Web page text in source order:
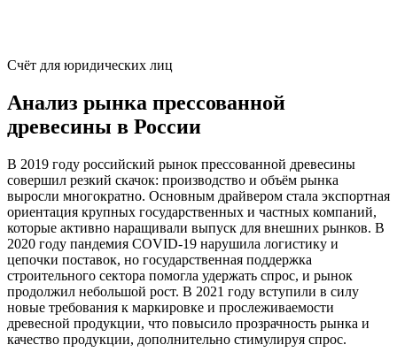
Счёт для юридических лиц
Анализ рынка прессованной
древесины в России
В 2019 году российский рынок прессованной древесины
совершил резкий скачок: производство и объём рынка
выросли многократно. Основным драйвером стала экспортная
ориентация крупных государственных и частных компаний,
которые активно наращивали выпуск для внешних рынков. В
2020 году пандемия COVID-19 нарушила логистику и
цепочки поставок, но государственная поддержка
строительного сектора помогла удержать спрос, и рынок
продолжил небольшой рост. В 2021 году вступили в силу
новые требования к маркировке и прослеживаемости
древесной продукции, что повысило прозрачность рынка и
качество продукции, дополнительно стимулируя спрос.